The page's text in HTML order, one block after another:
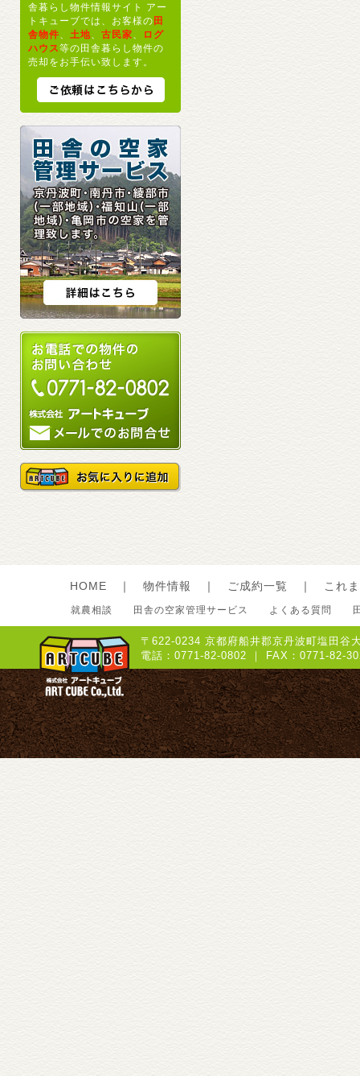
舎暮らし物件情報サイト アー
トキューブでは、お客様の田
舎物件
土地 古民家
ログ
ハウス等の田舎暮らし物件の
売却をお手伝い致します。
HOME ｜ 物件情報 ｜ ご成約一覧 ｜ これ
就農相談 田舎の空家管理サービス よくある質問
〒622-0234 京都府船井郡京丹波町塩田谷
電話：0771-82-0802 ｜ FAX：0771-82-